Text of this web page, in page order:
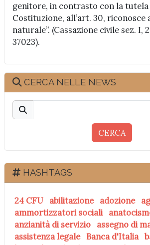
genitore, in contrasto con la tutela
Costituzione, all’art. 30, riconosce
naturale”. (Cassazione civile sez. I,
37023).
CERCA NELLE NEWS
CERCA
HASHTAGS
24 CFU abilitazione adozione
ammortizzatori sociali
anzianità di servizio assegno di
assistenza legale Banca d'Italia